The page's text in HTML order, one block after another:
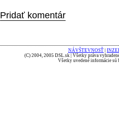
Pridať komentár
NÁVŠTEVNOSŤ
(C) 2004, 2005 DSL.sk | Všetky práva
Všetky uvedené informácie sú